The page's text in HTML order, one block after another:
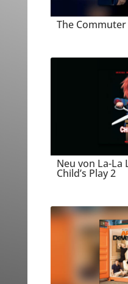
The Commuter
Neu von La-La
Child’s Play 2